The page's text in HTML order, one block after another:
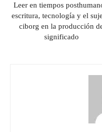
Leer en tiempos
escritura, tecnología y el
ciborg en la producción
significado